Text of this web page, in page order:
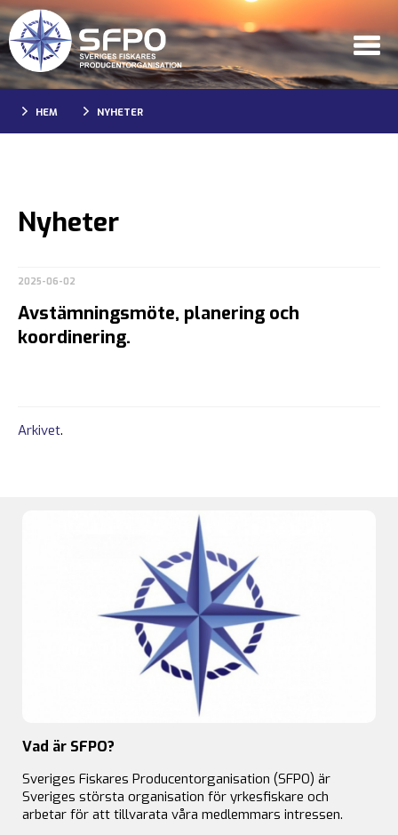
HEM NYHETER
Nyheter
2025-06-02
Avstämningsmöte, planering och
koordinering.
Arkivet.
Vad är SFPO?
Sveriges Fiskares Producentorganisation (SFPO) är
Sveriges största organisation för yrkesfiskare och
arbetar för att tillvarata våra medlemmars intressen.